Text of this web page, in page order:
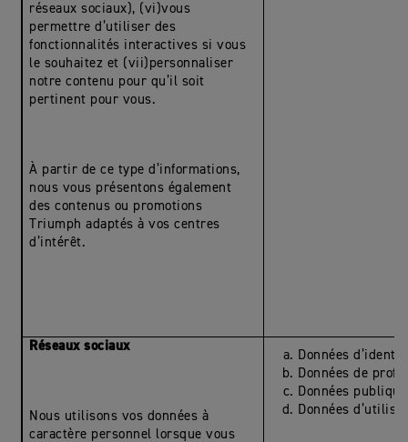
réseaux sociaux), (vi)vous
permettre d’utiliser des
fonctionnalités interactives si vous
le souhaitez et (vii)personnaliser
notre contenu pour qu’il soit
pertinent pour vous.
À partir de ce type d’informations,
nous vous présentons également
des contenus ou promotions
Triumph adaptés à vos centres
d’intérêt.
Réseaux sociaux
Nous utilisons vos données à
caractère personnel lorsque vous
Données
Données de profil
Données
Données